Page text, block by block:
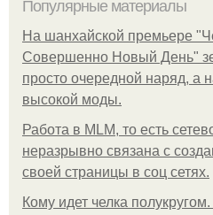
Популярные материалы
На шанхайской премьере
Совершенно Новый День"
просто очередной наряд, а
высокой моды.
Работа в MLM, то есть
неразрывно связана с
своей страницы в соц сетях.
Кому идет челка